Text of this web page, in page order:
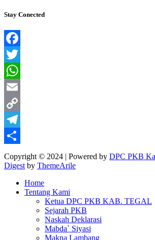
Stay Conected
Facebook
Twitter
WhatsApp
Email
Copy
Link
Telegram
Share
Copyright © 2024 | Powered by DPC PKB
Digest by ThemeArile
Home
Tentang Kami
Ketua DPC PKB KAB. TEGAL
Sejarah PKB
Naskah Deklarasi
Mabda` Siyasi
Makna Lambang